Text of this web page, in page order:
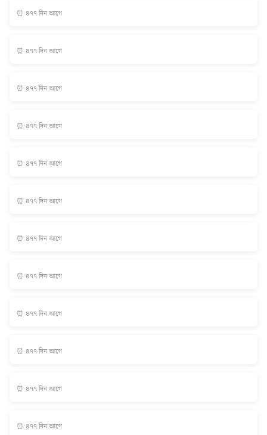
⏰ ৪৭৭ দিন আগে
⏰ ৪৭৭ দিন আগে
⏰ ৪৭৭ দিন আগে
⏰ ৪৭৭ দিন আগে
⏰ ৪৭৭ দিন আগে
⏰ ৪৭৭ দিন আগে
⏰ ৪৭৭ দিন আগে
⏰ ৪৭৭ দিন আগে
⏰ ৪৭৭ দিন আগে
⏰ ৪৭৭ দিন আগে
⏰ ৪৭৭ দিন আগে
⏰ ৪৭৭ দিন আগে